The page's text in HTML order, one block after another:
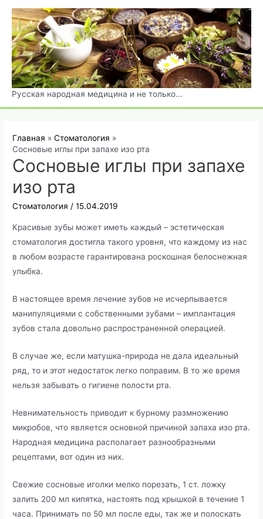
Перейти
содержимому
Русская народная медицина и не только…
Главная
Стоматология
Сосновые иглы при запахе изо рта
Сосновые иглы при запахе
изо рта
Стоматология /15.04.2019
Красивые зубы может иметь каждый – эстетическая
стоматология достигла такого уровня, что каждому из нас
в любом возрасте гарантирована роскошная белоснежная
улыбка.
В настоящее время лечение зубов не исчерпывается
манипуляциями с собственными зубами – имплантация
зубов стала довольно распространенной операцией.
В случае же, если матушка-природа не дала идеальный
ряд, то и этот недостаток легко поправим. В то же время
нельзя забывать о гигиене полости рта.
Невнимательность приводит к бурному размножению
микробов, что является основной причиной запаха изо рта.
Народная медицина располагает разнообразными
рецептами, вот один из них.
Свежие сосновые иголки мелко порезать, 1 ст. ложку
залить 200 мл кипятка, настоять под крышкой в течение 1
часа. Принимать по 50 мл после еды, так же и полоскать